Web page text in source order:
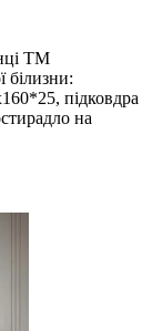
ТМ
білизни:
підковдра
на